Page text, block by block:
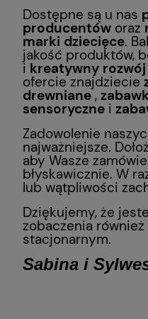
Dostępne są u nas
producentów oraz
marki dziecięce.
jakość produktów,
i kreatywny rozwój
ofercie znajdziecie
drewniane ,
sensoryczne i
Zadowolenie
najważniejsze.
aby Wasze
błyskawicznie. W
lub wątpliwości
Dziękujemy, że
zobaczenia
stacjonarnym.
Sabina i